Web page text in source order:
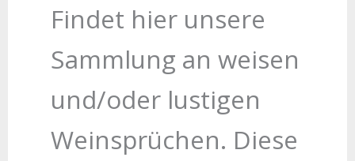
Findet hier unsere
Sammlung an weisen
und/oder lustigen
Weinsprüchen. Diese